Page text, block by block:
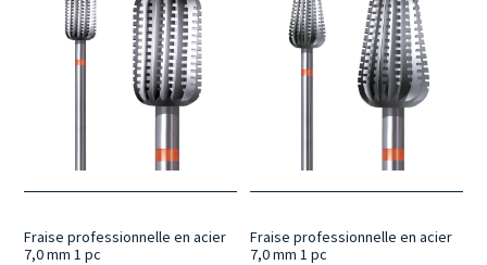
Fraise professionnelle en acier
7,0 mm 1 pc
Fraise professionnelle en acier
7,0 mm 1 pc